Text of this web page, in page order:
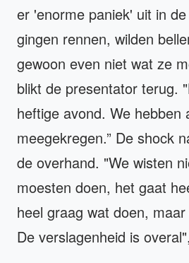
er 'enorme paniek' uit in
gingen rennen, wilden
gewoon even niet wat ze
blikt de presentator terug.
heftige avond. We hebben
meegekregen.” De shock
de overhand. "We wisten
moesten doen, het gaat
heel graag wat doen,
De verslagenheid is